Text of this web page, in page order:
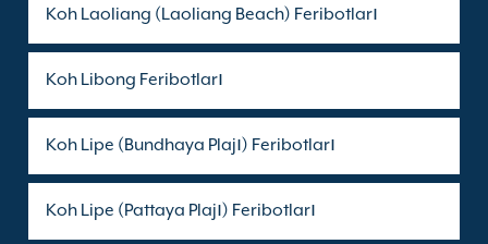
Koh Laoliang (Laoliang Beach) Feribotları
Koh Libong Feribotları
Koh Lipe (Bundhaya Plajı) Feribotları
Koh Lipe (Pattaya Plajı) Feribotları